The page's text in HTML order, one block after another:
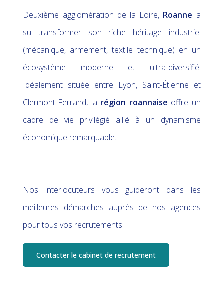
Deuxième agglomération de la Loire, Roanne a
su transformer son riche héritage industriel
(mécanique, armement, textile technique) en un
écosystème moderne et ultra-diversifié.
Idéalement située entre Lyon, Saint-Étienne et
Clermont-Ferrand, la région roannaise offre un
cadre de vie privilégié allié à un dynamisme
économique remarquable.
Nos interlocuteurs vous guideront dans les
meilleures démarches auprès de nos agences
pour tous vos recrutements.
Contacter le cabinet de recrutement